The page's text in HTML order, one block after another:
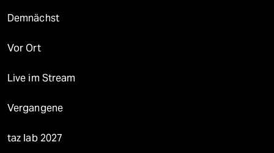
Demnächst
Vor Ort
Live im Stream
Vergangene
taz lab 2027